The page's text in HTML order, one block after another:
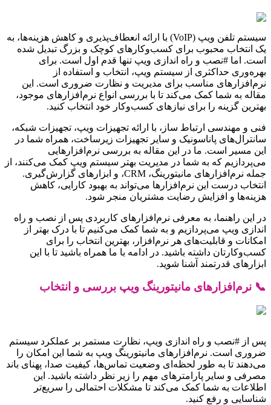
سیستم تلفن ویپ (VoIP) با ارائه انعطاف‌پذیری و کاهش هزینه‌ها، به
یک انتخاب محبوب برای کسب‌وکارهای کوچک و بزرگ تبدیل شده
است. اما #نصب و راه اندازی ویپ تنها قدم اول است. برای
بهره‌وری حداکثری از سیستم ویپ، انتخاب و استفاده از
نرم‌افزارهای مناسب برای مدیریت و نظارت ضروری است. این
مقاله به شما کمک می‌کند تا با بررسی انواع نرم‌افزارهای موجود،
بهترین گزینه را برای نیازهای کسب‌وکار خود انتخاب کنید.
فنی و مهندسی ارتباط ساز، با ارائه تجهیزات ویپ، تجهیزات شبکه،
سانترال‌های پاناسونیک و سایر تجهیزات زیرساخت، همراه شما در
این مسیر است. ما در این مقاله به بررسی نرم‌افزارهایی
می‌پردازیم که به شما در مدیریت بهتر سیستم ویپ کمک می‌کنند، از
جمله نرم‌افزارهای مانیتورینگ، CRM، و ابزارهای گزارش‌گیری.
انتخاب درست این نرم‌افزارها می‌تواند به بهبود کارایی، کاهش
هزینه‌ها و افزایش رضایت مشتریان منجر شود.
در این راهنما، به معرفی نرم‌افزارهای کاربردی پس از نصب و راه
اندازی ویپ می‌پردازیم و به شما کمک می‌کنیم تا با درک بهتر از
امکانات و قابلیت‌های هر نرم‌افزار، بهترین انتخاب را برای
کسب‌وکارتان داشته باشید. در ادامه با ما همراه باشید تا با این
ابزارهای قدرتمند آشنا شوید.
📞 نرم‌افزارهای مانیتورینگ ویپ بررسی و انتخاب
پس از #نصب و راه اندازی ویپ، نظارت مستمر بر عملکرد سیستم
ضروری است. نرم‌افزارهای مانیتورینگ ویپ به شما این امکان را
می‌دهند تا به طور لحظه‌ای وضعیت تماس‌ها، کیفیت صدا، پهنای باند
مصرفی و سایر پارامترهای مهم را زیر نظر داشته باشید. این
اطلاعات به شما کمک می‌کند تا مشکلات احتمالی را سریع‌تر
شناسایی و رفع کنید.